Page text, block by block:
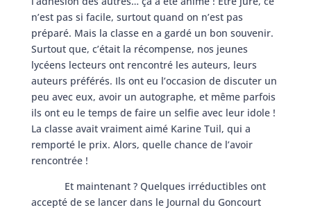
n’est pas si facile, surtout quand on n’est pas
préparé. Mais la classe en a gardé un bon souvenir.
Surtout que, c’était la récompense, nos jeunes
lycéens lecteurs ont rencontré les auteurs, leurs
auteurs préférés. Ils ont eu l’occasion de discuter un
peu avec eux, avoir un autographe, et même parfois
ils ont eu le temps de faire un selfie avec leur idole !
La classe avait vraiment aimé Karine Tuil, qui a
remporté le prix. Alors, quelle chance de l’avoir
rencontrée !
Et maintenant ? Quelques irréductibles ont
accepté de se lancer dans le Journal du Goncourt